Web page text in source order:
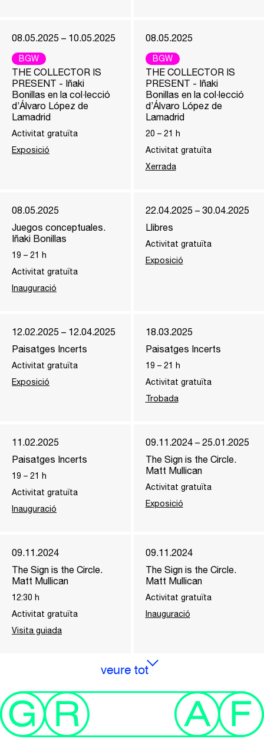
08.05.2025 – 10.05.2025
BGW
THE COLLECTOR IS
PRESENT - Iñaki
Bonillas en la col·lecció
d’Álvaro López de
Lamadrid
Activitat gratuïta
Exposició
08.05.2025
BGW
THE COLLECTOR IS
PRESENT - Iñaki
Bonillas en la col·lecció
d’Álvaro López de
Lamadrid
20 – 21
h
Activitat gratuïta
Xerrada
08.05.2025
Juegos conceptuales.
Iñaki Bonillas
19 – 21
h
Activitat gratuïta
Inauguració
22.04.2025 – 30.04.2025
Llibres
Activitat gratuïta
Exposició
12.02.2025 – 12.04.2025
Paisatges Incerts
Activitat gratuïta
Exposició
18.03.2025
Paisatges Incerts
19 – 21
h
Activitat gratuïta
Trobada
11.02.2025
Paisatges Incerts
19 – 21
h
Activitat gratuïta
Inauguració
09.11.2024 – 25.01.2025
The Sign is the Circle.
Matt Mullican
Activitat gratuïta
Exposició
09.11.2024
The Sign is the Circle.
Matt Mullican
12:30 h
Activitat gratuïta
Visita guiada
09.11.2024
The Sign is the Circle.
Matt Mullican
Activitat gratuïta
Inauguració
veure tot